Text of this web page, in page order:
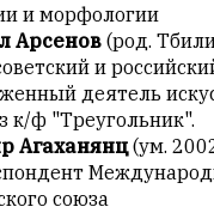
и морфологии
Арсенов (род.
и
деятель
к/ф "Треугольник".
Агаханянц(ум.
союза